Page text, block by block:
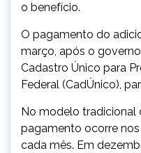
o benefício.
O pagamento do
março, após o
Cadastro Único para
Federal (CadÚnico),
No modelo tradicional
pagamento ocorre
cada mês. Em